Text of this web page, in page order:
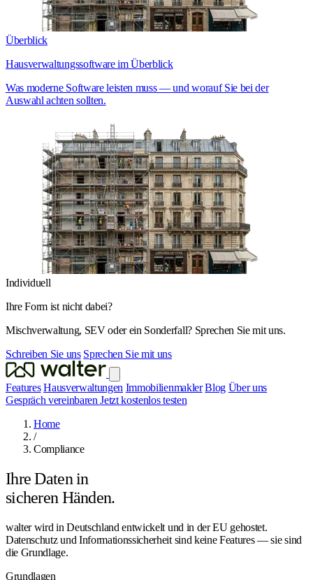
Überblick
Hausverwaltungssoftware im Überblick
Was moderne Software leisten muss — und worauf Sie bei der
Auswahl achten sollten.
Individuell
Ihre Form ist nicht dabei?
Mischverwaltung, SEV oder ein Sonderfall? Sprechen Sie mit uns.
Schreiben Sie uns Sprechen Sie mit uns
Features Hausverwaltungen Immobilienmakler Blog Über uns
Gespräch vereinbarenJetzt kostenlos testen
Home
/
Compliance
Ihre Daten in
sicheren Händen.
walter wird in Deutschland entwickelt und in der EU gehostet.
Datenschutz und Informationssicherheit sind keine Features — sie sind
die Grundlage.
Grundlagen